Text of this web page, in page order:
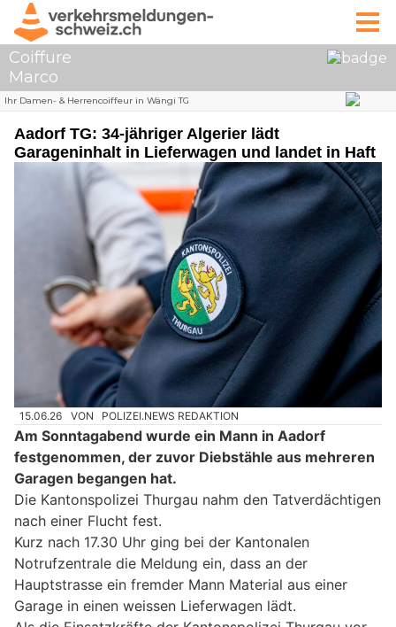
Aadorf TG: 34-jähriger Algerier lädt
Garageninhalt in Lieferwagen und landet in Haft
15.06.26 VON POLIZEI.NEWS REDAKTION
Am Sonntagabend wurde ein Mann in Aadorf
festgenommen, der zuvor Diebstähle aus mehreren
Garagen begangen hat.
Die Kantonspolizei Thurgau nahm den Tatverdächtigen
nach einer Flucht fest.
Kurz nach 17.30 Uhr ging bei der Kantonalen
Notrufzentrale die Meldung ein, dass an der
Hauptstrasse ein fremder Mann Material aus einer
Garage in einen weissen Lieferwagen lädt.